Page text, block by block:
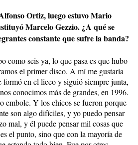
Ortiz, luego estuvo Mario
Marcelo Gezzio. ¿A qué se
constante que sufre la banda?
como seis ya, lo que pasa es que hubo
el primer disco. A mí me gustaría
formó en el liceo y siguió siempre junta,
conocimos más de grandes, en 1996.
embole. Y los chicos se fueron porque
son algo difíciles, y yo puedo pensar
mal, y él puede pensar mil cosas que
el punto, sino que con la mayoría de